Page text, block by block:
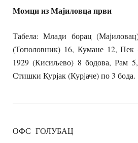
Момци из Мајиловца први
Табела: Млади борац
(Тополовник) 16, Кумане 12, Пек
1929 (Кисиљево) 8 бодова, Рам
Стишки Курјак (Курјаче) по 3 бода.
ОФС ГОЛУБАЦ